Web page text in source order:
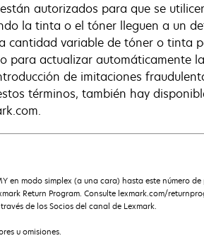
autorizados para que se
la tinta o el tóner lleguen a un
cantidad variable de tóner o tinta
para actualizar automáticamente
de imitaciones
términos, también hay
modo simplex (a una cara) hasta este número de
Return Program. Consulte lexmark.com/
de los Socios del canal de Lexmark.
u omisiones.